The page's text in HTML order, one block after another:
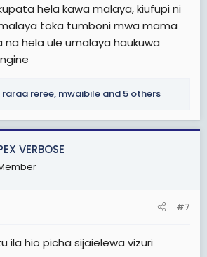
hela kawa malaya, kiufupi ni
toka tumboni mwa mama
na hela ule umalaya haukuwa
raraa reree, mwaibile and 5 others
VERBOSE
#7
ila hio picha sijaielewa vizuri